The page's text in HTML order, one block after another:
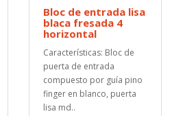
Bloc de entrada lisa
blaca fresada 4
horizontal
Características: Bloc de
puerta de entrada
compuesto por guía pino
finger en blanco, puerta
lisa md..